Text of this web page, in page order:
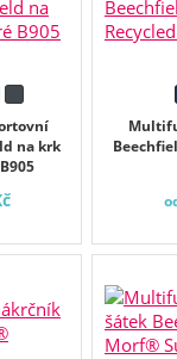
na krk